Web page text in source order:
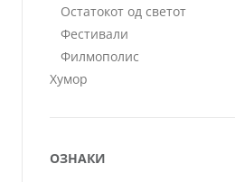
Остатокот од светот
Фестивали
Филмополис
Хумор
ОЗНАКИ